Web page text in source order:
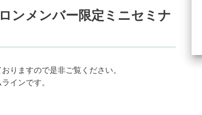
ンメンバー限定ミニセミナ
りますので是非ご覧ください。
インです。